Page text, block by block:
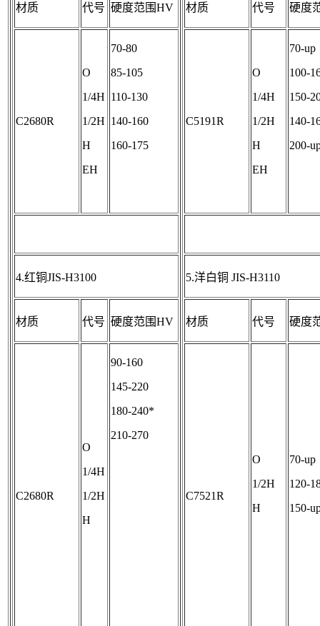
材质 代号 硬度范围HV 材质 代号 硬度
C2680R
O
1/4H
1/2H
H
EH
70-80
85-105
110-130
140-160
160-175
C5191R
O
1/4H
1/2H
H
EH
70-up
100-
150-
140-
200-
4.红铜JIS-H3100 5.洋白铜 JIS-H3110
材质 代号 硬度范围HV 材质 代号 硬度
C2680R
O
1/4H
1/2H
H
90-160
145-220
180-240*
210-270
C7521R
O
1/2H
H
70-up
120-
150-